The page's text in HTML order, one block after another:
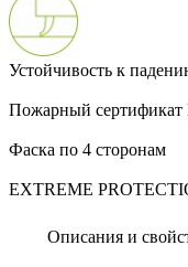
Устойчивость к
Пожарный
Фаска по 4 сторонам
EXTREME
Описания и